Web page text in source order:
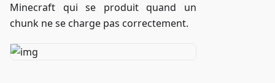
Minecraft qui se produit quand un
chunk ne se charge pas correctement.